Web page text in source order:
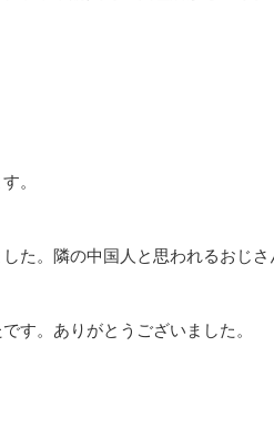
。
た。隣の中国人と思われるおじさ
す。ありがとうございました。